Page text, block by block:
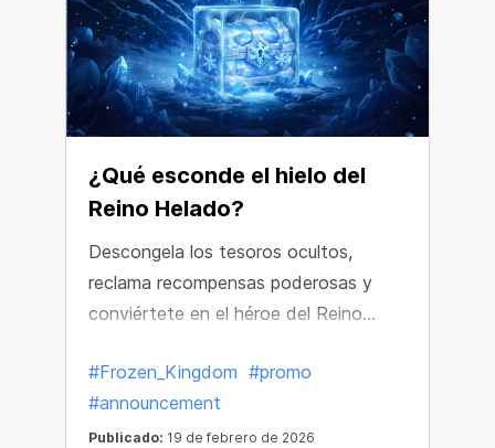
¿Qué esconde el hielo del
Reino Helado?
Descongela los tesoros ocultos,
reclama recompensas poderosas y
conviértete en el héroe del Reino
para siempre.
#Frozen_Kingdom #promo
#announcement
Publicado: 19 de febrero de 2026